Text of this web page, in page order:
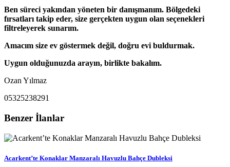
Ben süreci yakından yöneten bir danışmanım. Bölgedeki
fırsatları takip eder, size gerçekten uygun olan seçenekleri
filtreleyerek sunarım.
Amacım size ev göstermek değil, doğru evi buldurmak.
Uygun olduğunuzda arayın, birlikte bakalım.
Ozan Yılmaz
05325238291
Benzer İlanlar
Acarkent’te Konaklar Manzaralı Havuzlu Bahçe Dubleksi